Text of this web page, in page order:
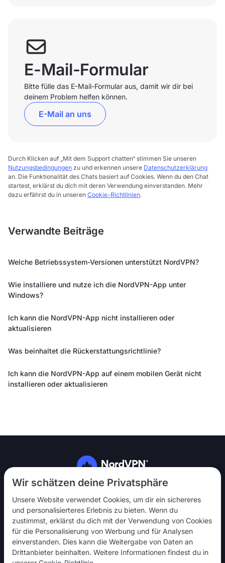
Wir schätzen deine Privatsphäre
Unsere Website verwendet Cookies, um dir ein sichereres
und personalisierteres Erlebnis zu bieten. Wenn du
zustimmst, erklärst du dich mit der Verwendung von Cookies
für die Personalisierung von Werbung und für Analysen
einverstanden. Dies kann die Weitergabe von Daten an
Drittanbieter beinhalten. Weitere Informationen findest du in
E-Mail-Formular
Bitte fülle das E-Mail-Formular aus, damit wir dir bei
deinem Problem helfen können.
E-Mail an uns
Durch Klicken auf „Mit dem Support chatten“ stimmen Sie unseren
Nutzungsbedingungen zu und erkennen unsere Datenschutzerklärung
an. Die Funktionalität des Chats basiert auf Cookies. Wenn du den Chat
startest, erklärst du dich mit deren Verwendung einverstanden. Mehr
dazu erfährst du in unseren Cookie-Richtlinien.
Verwandte Beiträge
Welche Betriebssystem-Versionen unterstützt NordVPN?
Wie installiere und nutze ich die NordVPN-App unter
Windows?
Ich kann die NordVPN-App nicht installieren oder
aktualisieren
Was beinhaltet die Rückerstattungsrichtlinie?
Ich kann die NordVPN-App auf einem mobilen Gerät nicht
installieren oder aktualisieren
Folg uns
NordVPN